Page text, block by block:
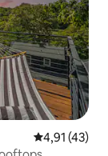
prosječna
4,91 (43)